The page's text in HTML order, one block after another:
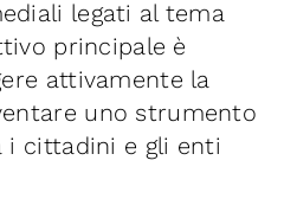
legati al tema
principale è
attivamente la
uno strumento
i cittadini e gli enti